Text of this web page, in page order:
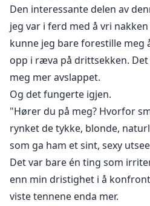
Mens spenningen mellom
ukontrollerbare nivåer, må
motstå fristelsen og vil måtte
mellom å følge sine
etter for sine dypeste ønsker,
mellom kontoret og
forsvinne helt.
Bryce vet ikke lenger hva han
henne ute av tankene sine. I
Starling bare jenta som
familiens yndling. Men
blitt en uunnværlig og
Den interessante delen av
jeg var i ferd med å vri
kunne jeg bare forestille meg
opp i ræva på drittsekken.
meg mer avslappet.
Og det fungerte igjen.
"Hører du på meg? Hvorfor
rynket de tykke, blonde,
som ga ham et sint, sexy
Det var bare én ting som
enn min dristighet i å
viste tennene enda mer.